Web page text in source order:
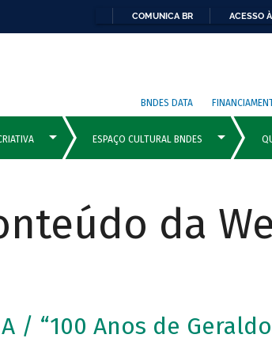
COMUNICA BR ACESSO
BNDES DATA
da
/ “100 Anos de